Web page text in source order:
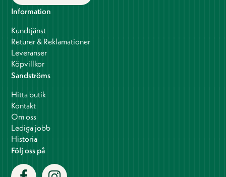
Information
Kundtjänst
Returer & Reklamationer
Leveranser
Köpvillkor
Sandströms
Hitta butik
Kontakt
Om oss
Lediga jobb
Historia
Följ oss på